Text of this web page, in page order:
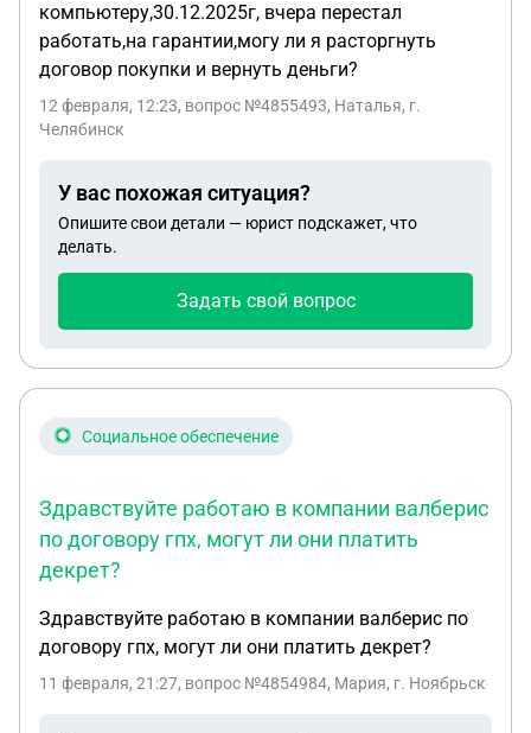
компьютеру,30.12.2025г, вчера перестал
работать,на гарантии,могу ли я расторгнуть
договор покупки и вернуть деньги?
12 февраля, 12:23, вопрос №4855493, Наталья, г.
Челябинск
У вас похожая ситуация?
Опишите свои детали — юрист подскажет, что
делать.
Задать свой вопрос
Социальное обеспечение
Здравствуйте работаю в компании валберис
по договору гпх, могут ли они платить
декрет?
Здравствуйте работаю в компании валберис по
договору гпх, могут ли они платить декрет?
11 февраля, 21:27, вопрос №4854984, Мария, г. Ноябрьск